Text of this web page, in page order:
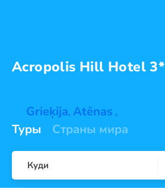
Acropolis Hill Hotel 3*
Grieķija, Atēnas ,
Туры Страны мира
Куди